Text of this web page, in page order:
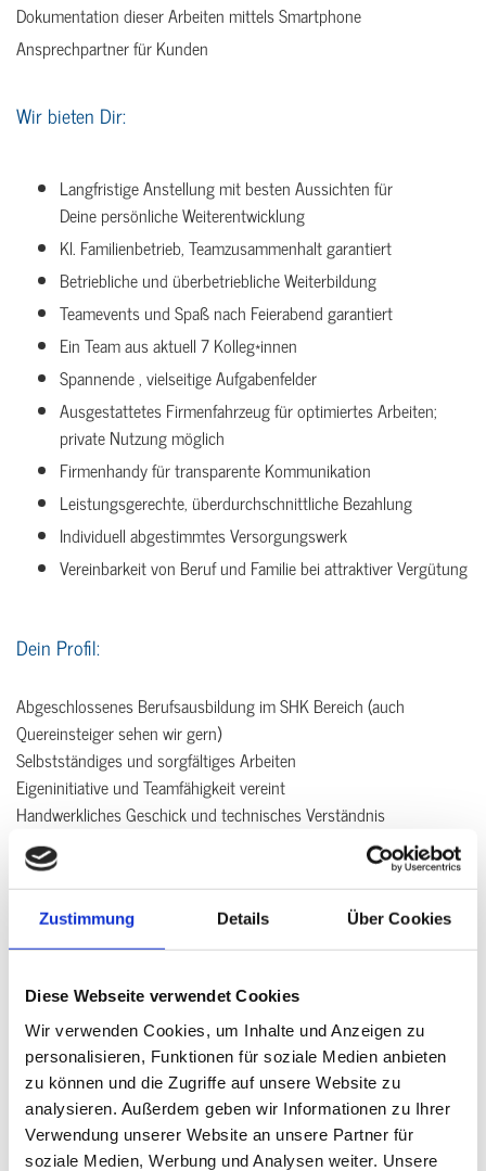
Zustimmung Details Über Cookies
Diese Webseite verwendet Cookies
Wir verwenden Cookies, um Inhalte und Anzeigen zu
personalisieren, Funktionen für soziale Medien anbieten
zu können und die Zugriffe auf unsere Website zu
analysieren. Außerdem geben wir Informationen zu Ihrer
Verwendung unserer Website an unsere Partner für
soziale Medien, Werbung und Analysen weiter. Unsere
Dokumentation dieser Arbeiten mittels Smartphone
Ansprechpartner für Kunden
Wir bieten Dir:
Langfristige Anstellung mit besten Aussichten für
Deine persönliche Weiterentwicklung
Kl. Familienbetrieb, Teamzusammenhalt garantiert
Betriebliche und überbetriebliche Weiterbildung
Teamevents und Spaß nach Feierabend garantiert
Ein Team aus aktuell 7 Kolleg*innen
Spannende , vielseitige Aufgabenfelder
Ausgestattetes Firmenfahrzeug für optimiertes Arbeiten;
private Nutzung möglich
Firmenhandy für transparente Kommunikation
Leistungsgerechte, überdurchschnittliche Bezahlung
Individuell abgestimmtes Versorgungswerk
Vereinbarkeit von Beruf und Familie bei attraktiver Vergütung
Dein Profil:
Abgeschlossenes Berufsausbildung im SHK Bereich (auch
Quereinsteiger sehen wir gern)
Selbstständiges und sorgfältiges Arbeiten
Eigeninitiative und Teamfähigkeit vereint
Handwerkliches Geschick und technisches Verständnis
Führerschein Klasse B
Berufserfahrung von Vorteil
Wir haben Dein Interesse geweckt ? Dann bewirb Dich jetzt und
fülle unser online Bewerbungsformular aus oder schreib uns eine
Wir freuen uns darauf Dich kennenzulernen!
Online Bewerbungsformular